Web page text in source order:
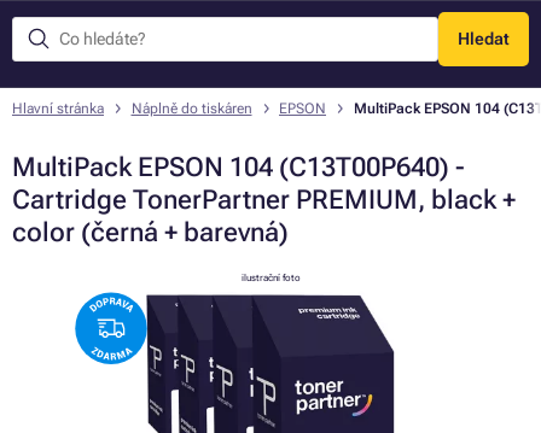
Hledat
Menu
Hlavní stránka Náplně do tiskáren EPSON MultiPack EPSON 104
MultiPack EPSON 104 (C13T00P640) -
Cartridge TonerPartner PREMIUM, black +
color (černá + barevná)
ilustrační foto